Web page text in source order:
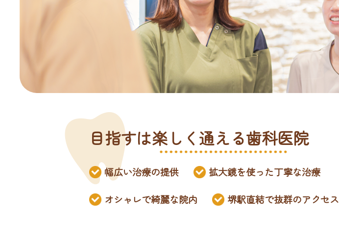
目指すは楽しく通える歯科医院
幅広い治療の提供
拡大鏡を使った丁寧な治療
オシャレで綺麗な院内
堺駅直結で抜群のアクセス